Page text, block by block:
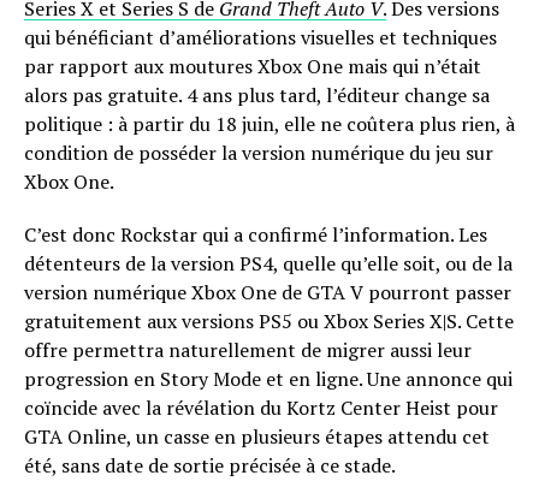
Series X et Series S de Grand Theft Auto V.Des versions
qui bénéficiant d’améliorations visuelles et techniques
par rapport aux moutures Xbox One mais qui n’était
alors pas gratuite. 4 ans plus tard, l’éditeur change sa
politique : à partir du 18 juin, elle ne coûtera plus rien, à
condition de posséder la version numérique du jeu sur
Xbox One.
C’est donc Rockstar qui a confirmé l’information. Les
détenteurs de la version PS4, quelle qu’elle soit, ou de la
version numérique Xbox One de GTA V pourront passer
gratuitement aux versions PS5 ou Xbox Series X|S. Cette
offre permettra naturellement de migrer aussi leur
progression en Story Mode et en ligne. Une annonce qui
coïncide avec la révélation du Kortz Center Heist pour
GTA Online, un casse en plusieurs étapes attendu cet
été, sans date de sortie précisée à ce stade.